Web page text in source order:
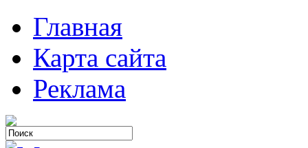
Главная
Карта сайта
Реклама